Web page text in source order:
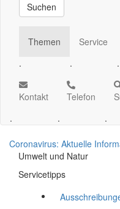
Suchen
Themen
.
Service
.
.
Kontakt
.
Telefon
.
.
Coronavirus: Aktuelle
Umwelt und Natur
Servicetipps